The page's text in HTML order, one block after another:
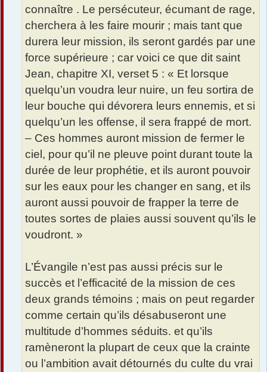
connaître . Le persécuteur, écumant de rage,
cherchera à les faire mourir ; mais tant que
durera leur mission, ils seront gardés par une
force supérieure ; car voici ce que dit saint
Jean, chapitre XI, verset 5 : « Et lorsque
quelqu’un voudra leur nuire, un feu sortira de
leur bouche qui dévorera leurs ennemis, et si
quelqu’un les offense, il sera frappé de mort.
– Ces hommes auront mission de fermer le
ciel, pour qu’il ne pleuve point durant toute la
durée de leur prophétie, et ils auront pouvoir
sur les eaux pour les changer en sang, et ils
auront aussi pouvoir de frapper la terre de
toutes sortes de plaies aussi souvent qu’ils le
voudront. »
L’Évangile n’est pas aussi précis sur le
succès et l’efficacité de la mission de ces
deux grands témoins ; mais on peut regarder
comme certain qu’ils désabuseront une
multitude d’hommes séduits. et qu’ils
ramèneront la plupart de ceux que la crainte
ou l’ambition avait détournés du culte du vrai